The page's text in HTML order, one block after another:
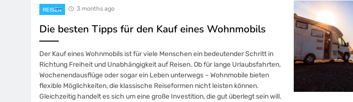
REISEN 3 months ago
Die besten Tipps für den Kauf eines Wohnmobils
Der Kauf eines Wohnmobils ist für viele Menschen ein bedeutender Schritt in
Richtung Freiheit und Unabhängigkeit auf Reisen. Ob für lange Urlaubsfahrten,
Wochenendausflüge oder sogar ein Leben unterwegs – Wohnmobile bieten
flexible Möglichkeiten, die klassische Reiseformen nicht leisten können.
Gleichzeitig handelt es sich um eine große Investition, die gut überlegt sein will.